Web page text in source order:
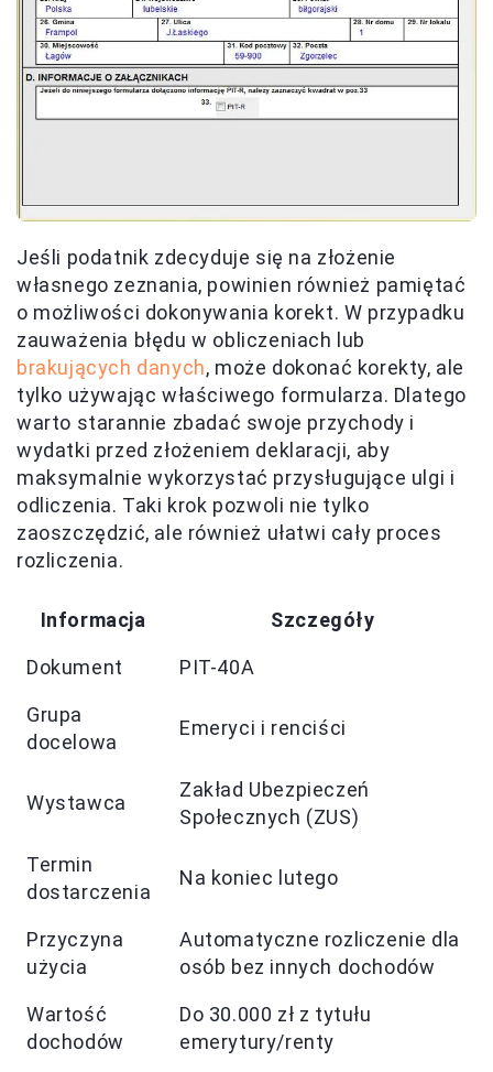
Jeśli podatnik zdecyduje się na złożenie
własnego zeznania, powinien również pamiętać
o możliwości dokonywania korekt. W przypadku
zauważenia błędu w obliczeniach lub
brakujących danych, może dokonać korekty, ale
tylko używając właściwego formularza. Dlatego
warto starannie zbadać swoje przychody i
wydatki przed złożeniem deklaracji, aby
maksymalnie wykorzystać przysługujące ulgi i
odliczenia. Taki krok pozwoli nie tylko
zaoszczędzić, ale również ułatwi cały proces
rozliczenia.
Informacja Szczegóły
Dokument PIT-40A
Grupa
docelowa
Emeryci i renciści
Wystawca
Zakład Ubezpieczeń
Społecznych (ZUS)
Termin
dostarczenia
Na koniec lutego
Przyczyna
użycia
Automatyczne rozliczenie dla
osób bez innych dochodów
Wartość
dochodów
Do 30.000 zł z tytułu
emerytury/renty